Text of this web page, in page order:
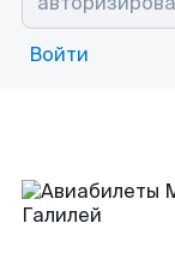
Войти